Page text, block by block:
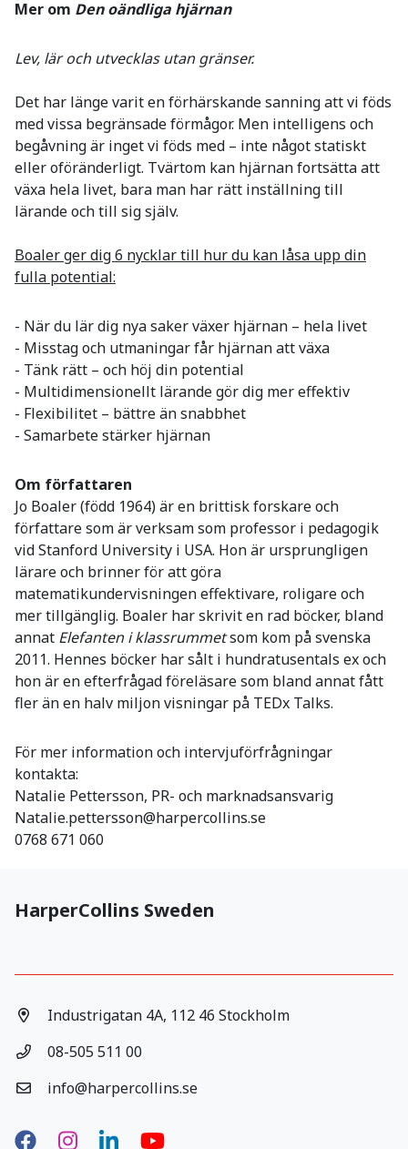
Mer om Den oändliga hjärnan
Lev, lär och utvecklas utan gränser.
Det har länge varit en förhärskande sanning att vi föds
med vissa begränsade förmågor. Men intelligens och
begåvning är inget vi föds med – inte något statiskt
eller oföränderligt. Tvärtom kan hjärnan fortsätta att
växa hela livet, bara man har rätt inställning till
lärande och till sig själv.
Boaler ger dig 6 nycklar till hur du kan låsa upp din
fulla potential:
- När du lär dig nya saker växer hjärnan – hela livet
- Misstag och utmaningar får hjärnan att växa
- Tänk rätt – och höj din potential
- Multidimensionellt lärande gör dig mer effektiv
- Flexibilitet – bättre än snabbhet
- Samarbete stärker hjärnan
Om författaren
Jo Boaler (född 1964) är en brittisk forskare och
författare som är verksam som professor i pedagogik
vid Stanford University i USA. Hon är ursprungligen
lärare och brinner för att göra
matematikundervisningen effektivare, roligare och
mer tillgänglig. Boaler har skrivit en rad böcker, bland
annat Elefanten i klassrummetsom kom på svenska
2011. Hennes böcker har sålt i hundratusentals ex och
hon är en efterfrågad föreläsare som bland annat fått
fler än en halv miljon visningar på TEDx Talks.
För mer information och intervjuförfrågningar
kontakta:
Natalie Pettersson, PR- och marknadsansvarig
Natalie.pettersson@harpercollins.se
0768 671 060
HarperCollins Sweden
Industrigatan 4A, 112 46 Stockholm
08-505 511 00
info@harpercollins.se
Facebook
Instagram
LinkedInYouTube